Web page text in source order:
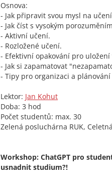
Osnova:
- Jak připravit svou mysl na
- Jak číst s vysokým
- Aktivní učení.
- Rozložené učení.
- Efektivní opakování pro
- Jak si zapamatovat
- Tipy pro organizaci a
Lektor: Jan Kohut
Doba: 3 hod
Počet studentů: max. 30
Zelená posluchárna RUK,
Workshop: ChatGPT pro
usnadnit studium?!